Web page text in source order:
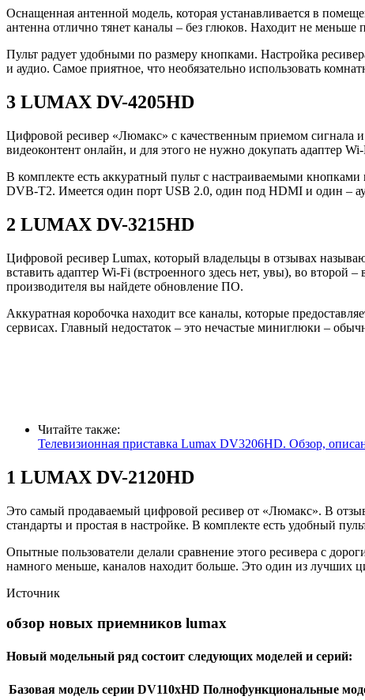
Оснащенная антенной модель, которая устанавливается в
антенна отлично тянет каналы – без глюков. Находит не меньше
Пульт радует удобными по размеру кнопками. Настройка
и аудио. Самое приятное, что необязательно использовать
3 LUMAX DV-4205HD
Цифровой ресивер «Люмакс» с качественным приемом сигнала
видеоконтент онлайн, и для этого не нужно докупать адаптер
В комплекте есть аккуратный пульт с настраиваемыми
DVB-T2. Имеется один порт USB 2.0, один под HDMI и один –
2 LUMAX DV-3215HD
Цифровой ресивер Lumax, который владельцы в отзывах
вставить адаптер Wi-Fi (встроенного здесь нет, увы), во второй
производителя вы найдете обновление ПО.
Аккуратная коробочка находит все каналы, которые
сервисах. Главный недостаток – это нечастые миниглюки –
Читайте также:
Телевизионная приставка Lumax DV3206HD. Обзор,
1 LUMAX DV-2120HD
Это самый продаваемый цифровой ресивер от «Люмакс». В
стандарты и простая в настройке. В комплекте есть удобный
Опытные пользователи делали сравнение этого ресивера с
намного меньше, каналов находит больше. Это один из лучших
Источник
обзор новых приемников lumax
Новый модельный ряд состоит следующих моделей и серий:
Базовая модель серии DV110xHD Полнофункциональные